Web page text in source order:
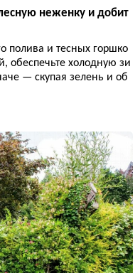
неженку и добит
полива и тесных горшко
обеспечьте холодную зи
— скупая зелень и об